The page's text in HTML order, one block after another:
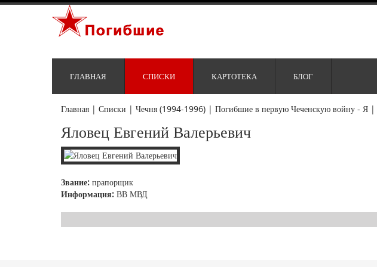
ГЛАВНАЯ СПИСКИ КАРТОТЕКА БЛОГ
Главная | Списки | Чечня (1994-1996) | Погибшие в первую Чеченскую войну - Я |
Яловец Евгений Валерьевич
Звание: прапорщик
Информация: ВВ МВД